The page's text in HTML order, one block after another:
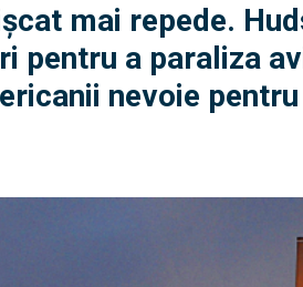
mai repede.
pentru a paraliza
nevoie